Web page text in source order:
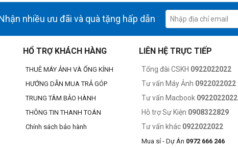
nhiều ưu đãi và quà tặng hấp dẫn
HỔ TRỢ KHÁCH HÀNG
THUÊ MÁY ẢNH VÀ ỐNG KÍNH
HƯỚNG DẪN MUA TRẢ GÓP
TRUNG TÂM BẢO HÀNH
THÔNG TIN THANH TOÁN
Chính sách bảo hành
LIÊN HỆ TRỰC TIẾP
Tổng đài CSKH 0922022022
Tư vấn Máy Ảnh 0922022022
Tư vấn Macbook 0922022022
Hỗ trợ Sự Kiện 0908322829
Tư vấn khác 0922022022
Mua sỉ - Dự Án 0972 666 246